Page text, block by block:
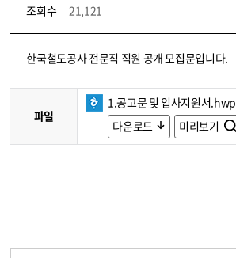
조회수
21,121
코레일소개_경영공시_채용공고 상세보기 – 내용, 파일, 담당자 연락처로 구성
한국철도공사 전문직 직원 공개 모집문입니다.
파일
1.공고문 및 입사지원서.hwp
다운로드
미리보기